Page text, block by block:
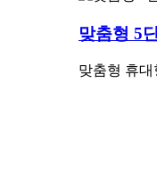
맞춤형 5
맞춤형 휴